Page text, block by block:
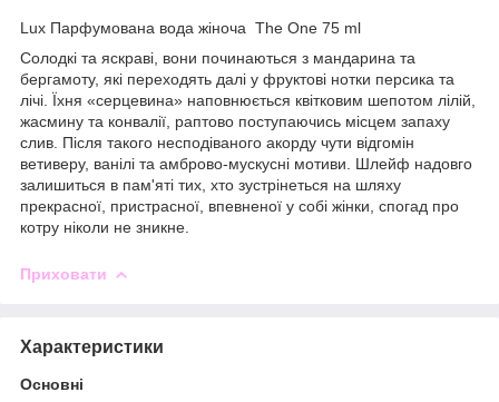
Lux Парфумована вода жіноча The One 75 ml
Солодкі та яскраві, вони починаються з мандарина та
бергамоту, які переходять далі у фруктові нотки персика та
лічі. Їхня «серцевина» наповнюється квітковим шепотом лілій,
жасмину та конвалії, раптово поступаючись місцем запаху
слив. Після такого несподіваного акорду чути відгомін
ветиверу, ванілі та амброво-мускусні мотиви. Шлейф надовго
залишиться в пам'яті тих, хто зустрінеться на шляху
прекрасної, пристрасної, впевненої у собі жінки, спогад про
котру ніколи не зникне.
Приховати
Характеристики
Основні